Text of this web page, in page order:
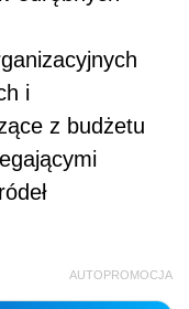
i
z budżetu
AUTOPROMOCJA